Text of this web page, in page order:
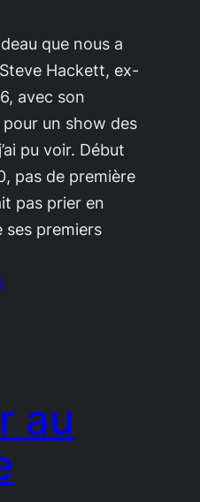
que nous a
Hackett, ex-
avec son
un show des
pu voir. Début
pas de première
pas prier en
ses premiers
au